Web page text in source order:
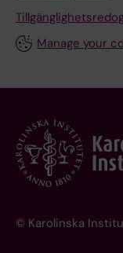
Manage your
© Karolinska